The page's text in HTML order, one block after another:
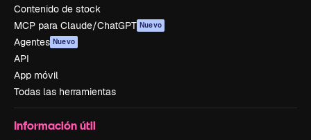
Contenido de stock
MCP para Claude/ChatGPT Nuevo
Agentes Nuevo
API
App móvil
Todas las herramientas
Información útil